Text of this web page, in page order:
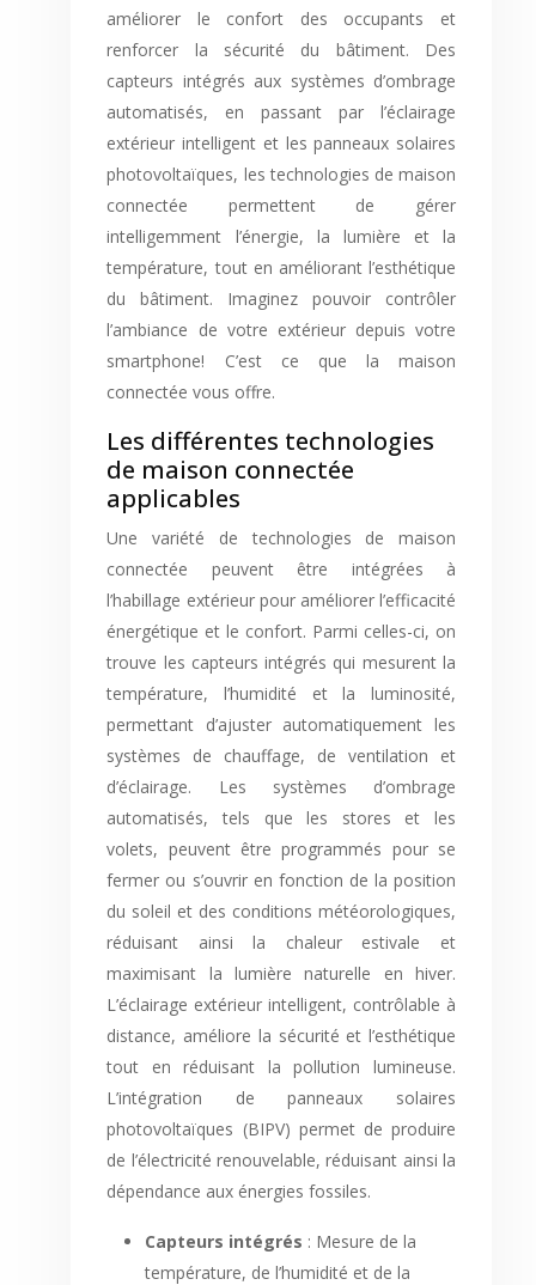
améliorer le confort des occupants et
renforcer la sécurité du bâtiment. Des
capteurs intégrés aux systèmes d’ombrage
automatisés, en passant par l’éclairage
extérieur intelligent et les panneaux solaires
photovoltaïques, les technologies de maison
connectée permettent de gérer
intelligemment l’énergie, la lumière et la
température, tout en améliorant l’esthétique
du bâtiment. Imaginez pouvoir contrôler
l’ambiance de votre extérieur depuis votre
smartphone! C’est ce que la maison
connectée vous offre.
Les différentes technologies
de maison connectée
applicables
Une variété de technologies de maison
connectée peuvent être intégrées à
l’habillage extérieur pour améliorer l’efficacité
énergétique et le confort. Parmi celles-ci, on
trouve les capteurs intégrés qui mesurent la
température, l’humidité et la luminosité,
permettant d’ajuster automatiquement les
systèmes de chauffage, de ventilation et
d’éclairage. Les systèmes d’ombrage
automatisés, tels que les stores et les
volets, peuvent être programmés pour se
fermer ou s’ouvrir en fonction de la position
du soleil et des conditions météorologiques,
réduisant ainsi la chaleur estivale et
maximisant la lumière naturelle en hiver.
L’éclairage extérieur intelligent, contrôlable à
distance, améliore la sécurité et l’esthétique
tout en réduisant la pollution lumineuse.
L’intégration de panneaux solaires
photovoltaïques (BIPV) permet de produire
de l’électricité renouvelable, réduisant ainsi la
dépendance aux énergies fossiles.
Capteurs intégrés : Mesure de la
température, de l’humidité et de la